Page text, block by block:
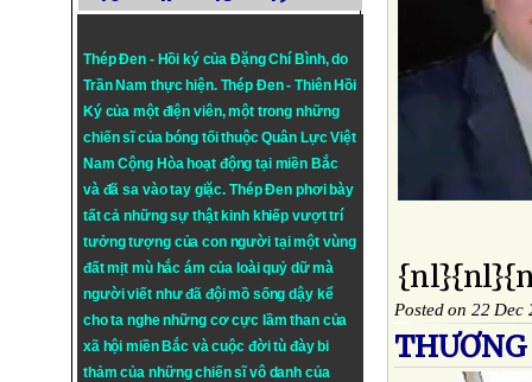
Thép Đen - Hồi ký của Đặng Chí Bình, do
Trần Nam thực hiện. Thép Đen- Thiên Hồi
Ký của một điện viên, một trong những
chiến sĩ của bóng tối thuộc Quân Lực Việt
Nam Cộng Hòa hoạt động tại miền Bắc
và đã sa vào tay giặc. Thép Đen phơi bày
tất cả những sự thật kinh khiếp vượt trí
tưởng tượng của con người tại một vùng
đất mịt mù hắc ám của loài quỷ dữ mà
người viết như đã đội mồ sống dậy kể
cho ta nghe những cơ cực lầm than của
xã hội miền Bắc và cuộc đời tù đày bi
thảm của những chiến sĩ vô danh của
Posted on 22 Dec